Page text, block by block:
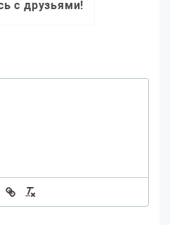
с друзьями!